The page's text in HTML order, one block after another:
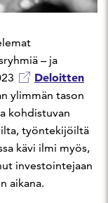
– ja
Deloitten
ylimmän tason
kohdistuvan
työntekijöiltä
kävi ilmi myös,
investointejaan
aikana.